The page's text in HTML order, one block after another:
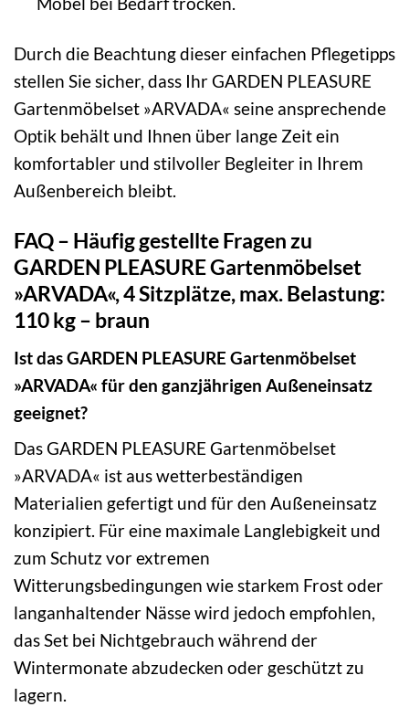
Durch die Beachtung dieser einfachen Pflegetipps
stellen Sie sicher, dass Ihr GARDEN PLEASURE
Gartenmöbelset »ARVADA« seine ansprechende
Optik behält und Ihnen über lange Zeit ein
komfortabler und stilvoller Begleiter in Ihrem
Außenbereich bleibt.
FAQ – Häufig gestellte Fragen zu
GARDEN PLEASURE Gartenmöbelset
»ARVADA«, 4 Sitzplätze, max. Belastung:
110 kg – braun
Ist das GARDEN PLEASURE Gartenmöbelset
»ARVADA« für den ganzjährigen Außeneinsatz
geeignet?
Das GARDEN PLEASURE Gartenmöbelset
»ARVADA« ist aus wetterbeständigen
Materialien gefertigt und für den Außeneinsatz
konzipiert. Für eine maximale Langlebigkeit und
zum Schutz vor extremen
Witterungsbedingungen wie starkem Frost oder
langanhaltender Nässe wird jedoch empfohlen,
das Set bei Nichtgebrauch während der
Wintermonate abzudecken oder geschützt zu
lagern.